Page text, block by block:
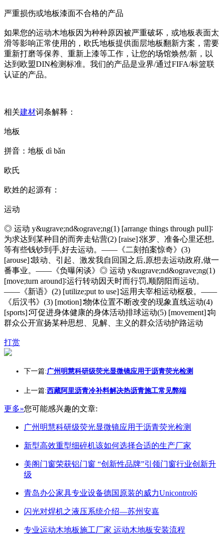
严重损伤或地板漆面不合格的产品
如果您的运动木地板因为种种原因被严重破坏，或地板表面太
滑等影响正常使用的，欧氏地板提供面层地板翻新方案，需要
重新打磨等保养、重新上漆等工作，让您的场馆焕然/新，以
达到欧盟DIN检测标准。我们的产品是业界/通过FIFA/标篮联
认证的产品。
相关建材词条解释：
地板
拼音：地板 dì bǎn
欧氏
欧姓的起源有：
运动
◎ 运动 y&ugrave;nd&ograve;ng(1) [arrange things through pull]∶
为求达到某种目的而奔走钻营(2) [raise]∶张罗、准备心里还想,
等有些钱钞到手,好去运动。——《二刻拍案惊奇》(3)
[arouse]∶鼓动、引起、激发我自回国之后,原想去运动政府,做一
番事业。——《负曝闲谈》◎ 运动 y&ugrave;nd&ograve;ng(1)
[move;turn around]∶运行转动因天时而行罚,顺阴阳而运动。
——《新语》(2) [utilize;put to use]∶运用夫宰相运动枢极。——
《后汉书》(3) [motion]∶物体位置不断改变的现象直线运动(4)
[sports]∶可促进身体健康的身体活动排球运动(5) [movement]∶向
群众公开宣扬某种思想、见解、主义的群众活动护路运动
打赏
下一篇:广州明慧科研级荧光显微镜应用于沥青荧光检测
上一篇:西藏阿里沥青冷补料解决热沥青施工常见弊端
更多»您可能感兴趣的文章:
广州明慧科研级荧光显微镜应用于沥青荧光检测
新型高效重型细碎机该如何选择合适的生产厂家
美阁门窗荣获铝门窗 “创新性品牌”引领门窗行业创新升
级
青岛办公家具专业设备德国原装的威力Unicontrol6
闪光对焊机之液压系统介绍—苏州安嘉
专业运动木地板施工厂家 运动木地板安装流程